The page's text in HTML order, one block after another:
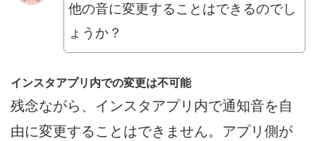
他の音に変更することはできるのでし
ょうか？
インスタアプリ内での変更は不可能
残念ながら、インスタアプリ内で通知音を自
由に変更することはできません。アプリ側が